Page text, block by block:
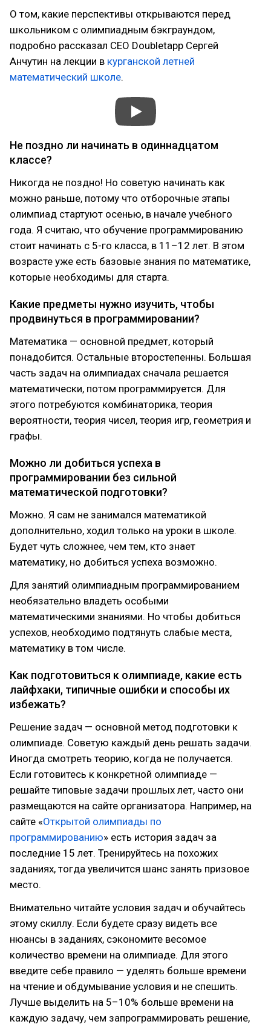
О том, какие перспективы открываются перед
школьником с олимпиадным бэкграундом,
подробно рассказал CEO Doubletapp Сергей
Анчутин на лекции в курганской летней
математический школе.
Не поздно ли начинать в одиннадцатом
классе?
Никогда не поздно! Но советую начинать как
можно раньше, потому что отборочные этапы
олимпиад стартуют осенью, в начале учебного
года. Я считаю, что обучение программированию
стоит начинать с 5-го класса, в 11–12 лет. В этом
возрасте уже есть базовые знания по математике,
которые необходимы для старта.
Какие предметы нужно изучить, чтобы
продвинуться в программировании?
Математика — основной предмет, который
понадобится. Остальные второстепенны. Большая
часть задач на олимпиадах сначала решается
математически, потом программируется. Для
этого потребуются комбинаторика, теория
вероятности, теория чисел, теория игр, геометрия и
графы.
Можно ли добиться успеха в
программировании без сильной
математической подготовки?
Можно. Я сам не занимался математикой
дополнительно, ходил только на уроки в школе.
Будет чуть сложнее, чем тем, кто знает
математику, но добиться успеха возможно.
Для занятий олимпиадным программированием
необязательно владеть особыми
математическими знаниями. Но чтобы добиться
успехов, необходимо подтянуть слабые места,
математику в том числе.
Как подготовиться к олимпиаде, какие есть
лайфхаки, типичные ошибки и способы их
избежать?
Решение задач — основной метод подготовки к
олимпиаде. Советую каждый день решать задачи.
Иногда смотреть теорию, когда не получается.
Если готовитесь к конкретной олимпиаде —
решайте типовые задачи прошлых лет, часто они
размещаются на сайте организатора. Например, на
сайте «Открытой олимпиады по
программированию» есть история задач за
последние 15 лет. Тренируйтесь на похожих
заданиях, тогда увеличится шанс занять призовое
место.
Внимательно читайте условия задач и обучайтесь
этому скиллу. Если будете сразу видеть все
нюансы в заданиях, сэкономите весомое
количество времени на олимпиаде. Для этого
введите себе правило — уделять больше времени
на чтение и обдумывание условия и не спешить.
Лучше выделить на 5–10% больше времени на
каждую задачу, чем запрограммировать решение,